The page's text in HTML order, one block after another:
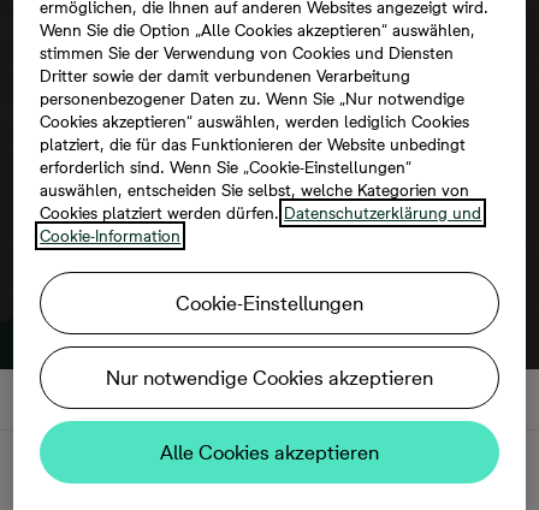
Um diese Karte ansehen zu können,
aktivieren Sie bitte die Dienste Dritter in
den Cookie-Einstellungen.
Beschreibung
ermöglichen, die Ihnen auf anderen Websites angezeigt wird.
Wenn Sie die Option „Alle Cookies akzeptieren“ auswählen,
stimmen Sie der Verwendung von Cookies und Diensten
Dritter sowie der damit verbundenen Verarbeitung
personenbezogener Daten zu. Wenn Sie „Nur notwendige
Cookies akzeptieren“ auswählen, werden lediglich Cookies
platziert, die für das Funktionieren der Website unbedingt
erforderlich sind. Wenn Sie „Cookie-Einstellungen“
auswählen, entscheiden Sie selbst, welche Kategorien von
Cookies platziert werden dürfen. Datenschutzerklärung und
Cookie-Information
Cookie-Einstellungen
Nur notwendige Cookies akzeptieren
Alle Cookies akzeptieren